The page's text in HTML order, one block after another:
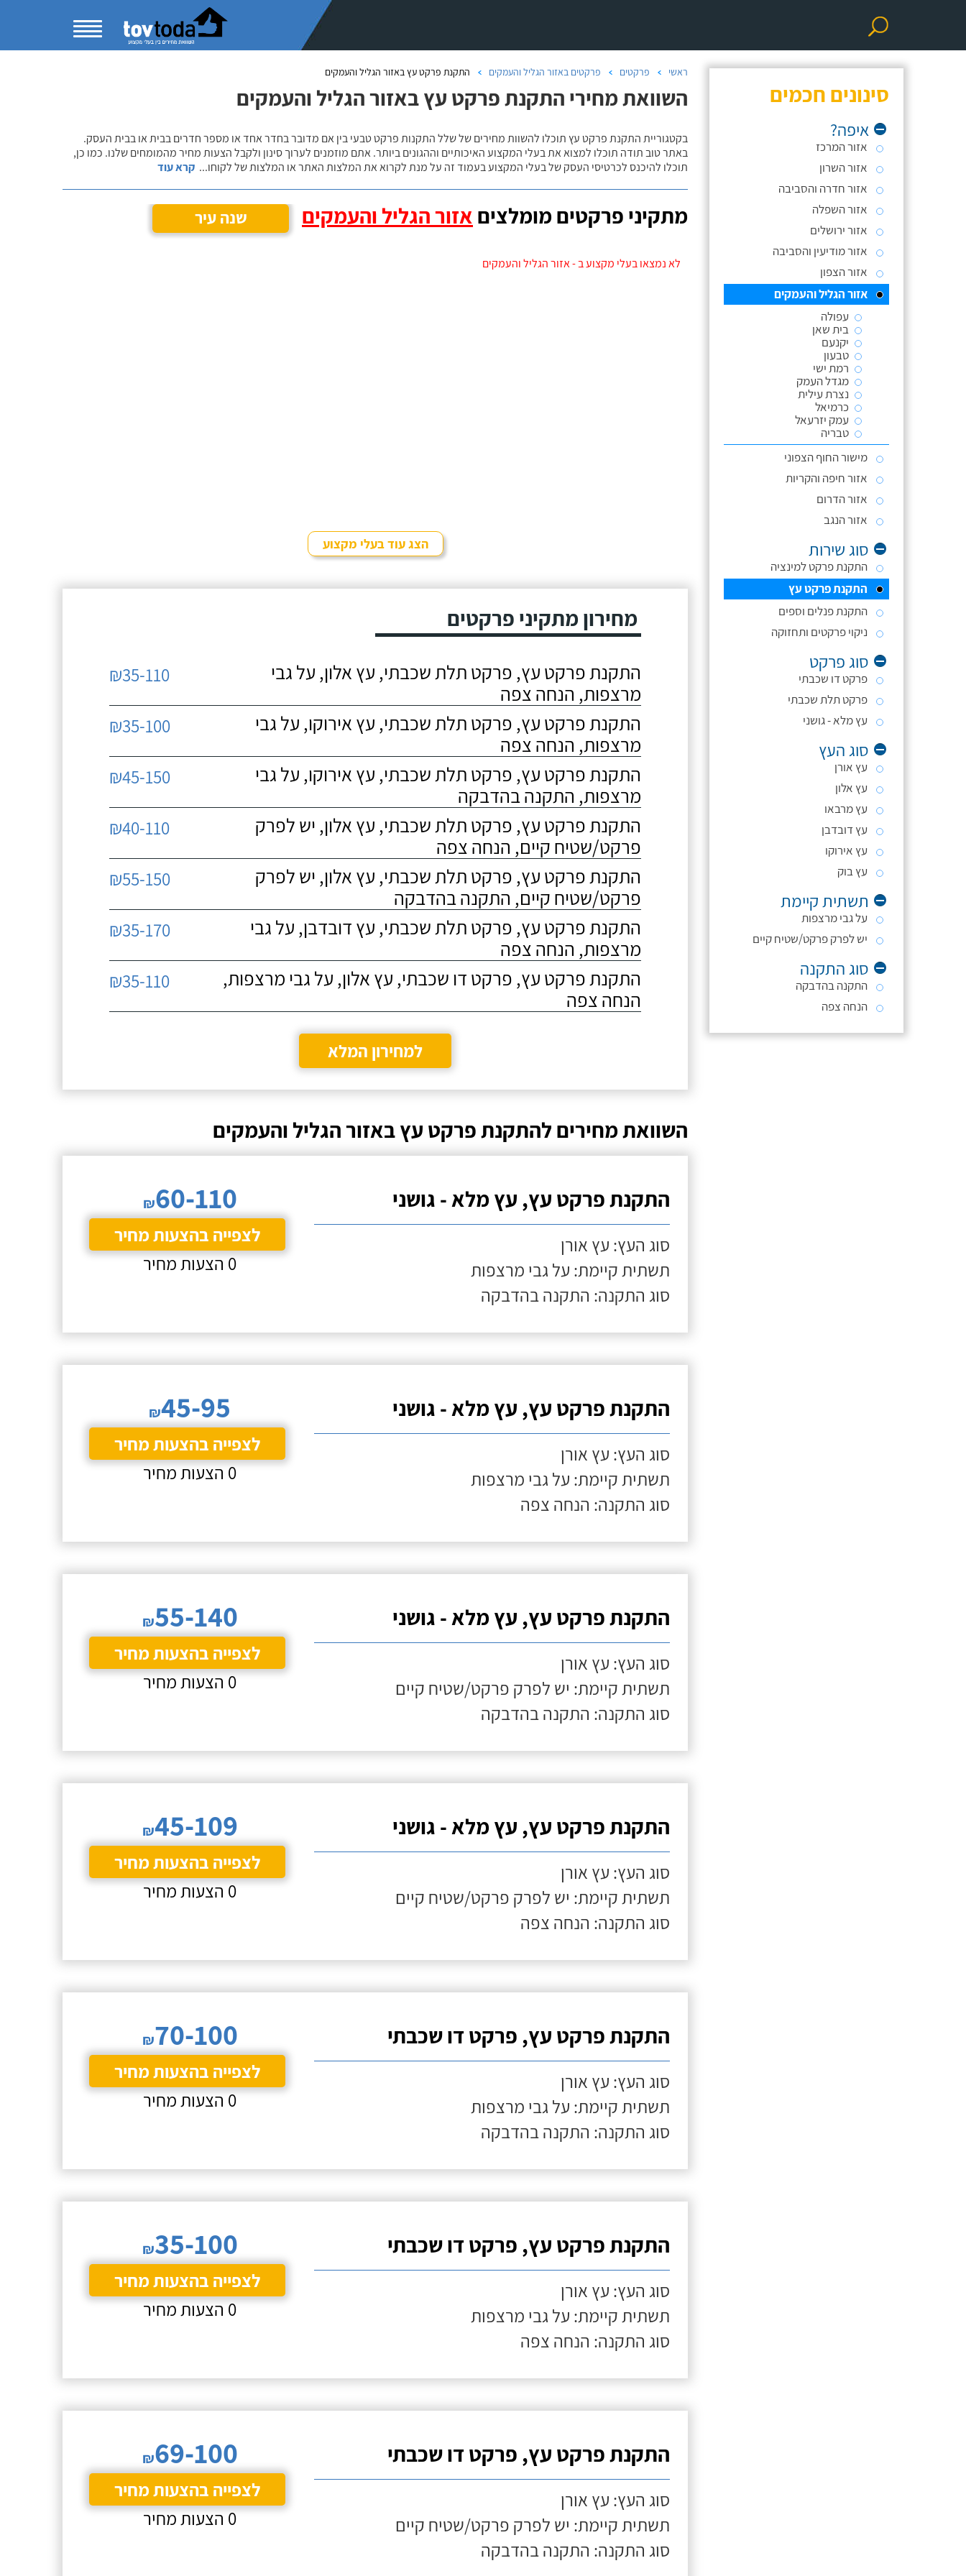
סינונים חכמים
איפה?
אזור המרכז
אזור השרון
אזור חדרה והסביבה
אזור השפלה
אזור ירושלים
אזור מודיעין והסביבה
אזור הצפון
אזור הגליל והעמקים
עפולה
בית שאן
יקנעם
טבעון
רמת ישי
מגדל העמק
נצרת עילית
כרמיאל
עמק יזרעאל
טבריה
מישור החוף הצפוני
אזור חיפה והקריות
אזור הדרום
אזור הנגב
סוג שירות
התקנת פרקט למינציה
התקנת פרקט עץ
התקנת פנלים וספים
ניקוי פרקטים ותחזוקה
סוג פרקט
פרקט דו שכבתי
פרקט תלת שכבתי
עץ מלא - גושני
סוג העץ
עץ אורן
עץ אלון
עץ מרבאו
עץ דובדבן
עץ אירוקו
עץ בוק
תשתית קיימת
על גבי מרצפות
יש לפרק פרקט/שטיח קיים
סוג התקנה
התקנה בהדבקה
הנחה צפה
ראשי פרקטים פרקטים באזור הגליל והעמקים התקנת פרקט עץ באזור הגליל והעמקים
השוואת מחירי התקנת פרקט עץ באזור הגליל והעמקים
בקטגוריית התקנת פרקט עץ תוכלו להשוות מחירים של שלל התקנות פרקט טבעי בין אם מדובר בחדר אחד או מספר חדרים בבית או בבית העסק.
באתר טוב תודה תוכלו למצוא את בעלי המקצוע האיכותיים וההגונים ביותר. אתם מוזמנים לערוך סינון ולקבל הצעות מחיר מהמומחים שלנו. כמו כן,
תוכלו להיכנס לכרטיסי העסק של בעלי המקצוע בעמוד זה על מנת לקרוא את המלצות האתר או המלצות של לקוחו... קרא עוד
מתקיני פרקטים מומלצים אזור הגליל והעמקים שנה עיר
לא נמצאו בעלי מקצוע ב - אזור הגליל והעמקים
הצג עוד בעלי מקצוע
מחירון מתקיני פרקטים
התקנת פרקט עץ, פרקט תלת שכבתי, עץ אלון, על גבי
מרצפות, הנחה צפה
₪35-110
התקנת פרקט עץ, פרקט תלת שכבתי, עץ אירוקו, על גבי
מרצפות, הנחה צפה
₪35-100
התקנת פרקט עץ, פרקט תלת שכבתי, עץ אירוקו, על גבי
מרצפות, התקנה בהדבקה
₪45-150
התקנת פרקט עץ, פרקט תלת שכבתי, עץ אלון, יש לפרק
פרקט/שטיח קיים, הנחה צפה
₪40-110
התקנת פרקט עץ, פרקט תלת שכבתי, עץ אלון, יש לפרק
פרקט/שטיח קיים, התקנה בהדבקה
₪55-150
התקנת פרקט עץ, פרקט תלת שכבתי, עץ דובדבן, על גבי
מרצפות, הנחה צפה
₪35-170
התקנת פרקט עץ, פרקט דו שכבתי, עץ אלון, על גבי מרצפות,
הנחה צפה
₪35-110
למחירון המלא
השוואת מחירים להתקנת פרקט עץ באזור הגליל והעמקים
התקנת פרקט עץ, עץ מלא - גושני
סוג העץ: עץ אורן
תשתית קיימת: על גבי מרצפות
סוג התקנה: התקנה בהדבקה
₪60-110
לצפייה בהצעות מחיר
0 הצעות מחיר
התקנת פרקט עץ, עץ מלא - גושני
סוג העץ: עץ אורן
תשתית קיימת: על גבי מרצפות
סוג התקנה: הנחה צפה
₪45-95
לצפייה בהצעות מחיר
0 הצעות מחיר
התקנת פרקט עץ, עץ מלא - גושני
סוג העץ: עץ אורן
תשתית קיימת: יש לפרק פרקט/שטיח קיים
סוג התקנה: התקנה בהדבקה
₪55-140
לצפייה בהצעות מחיר
0 הצעות מחיר
התקנת פרקט עץ, עץ מלא - גושני
סוג העץ: עץ אורן
תשתית קיימת: יש לפרק פרקט/שטיח קיים
סוג התקנה: הנחה צפה
₪45-109
לצפייה בהצעות מחיר
0 הצעות מחיר
התקנת פרקט עץ, פרקט דו שכבתי
סוג העץ: עץ אורן
תשתית קיימת: על גבי מרצפות
סוג התקנה: התקנה בהדבקה
₪70-100
לצפייה בהצעות מחיר
0 הצעות מחיר
התקנת פרקט עץ, פרקט דו שכבתי
סוג העץ: עץ אורן
תשתית קיימת: על גבי מרצפות
סוג התקנה: הנחה צפה
₪35-100
לצפייה בהצעות מחיר
0 הצעות מחיר
התקנת פרקט עץ, פרקט דו שכבתי
סוג העץ: עץ אורן
תשתית קיימת: יש לפרק פרקט/שטיח קיים
סוג התקנה: התקנה בהדבקה
₪69-100
לצפייה בהצעות מחיר
0 הצעות מחיר